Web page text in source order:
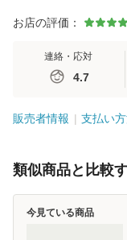
お店の評価：
連絡・応対
4.7
販売者情報 支払い
類似商品と比較
今見ている商品